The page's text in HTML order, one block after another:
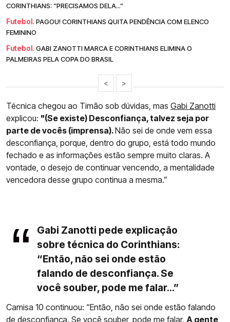
CORINTHIANS: “PRECISAMOS DELA...”
Futebol. PAGOU! CORINTHIANS QUITA PENDÊNCIA COM ELENCO
FEMININO
Futebol. GABI ZANOTTI MARCA E CORINTHIANS ELIMINA O
PALMEIRAS PELA COPA DO BRASIL
< >
Técnica chegou ao Timão sob dúvidas, mas Gabi Zanotti
explicou: "(Se existe) Desconfiança, talvez seja por
parte de vocês (imprensa).Não sei de onde vem essa
desconfiança, porque, dentro do grupo, está todo mundo
fechado e as informações estão sempre muito claras. A
vontade, o desejo de continuar vencendo, a mentalidade
vencedora desse grupo continua a mesma.”
Gabi Zanotti pede explicação
sobre técnica do Corinthians:
“Então, não sei onde estão
falando de desconfiança. Se
você souber, pode me falar...”
Camisa 10 continuou: “Então, não sei onde estão falando
de desconfiança. Se você souber, pode me falar. A gente